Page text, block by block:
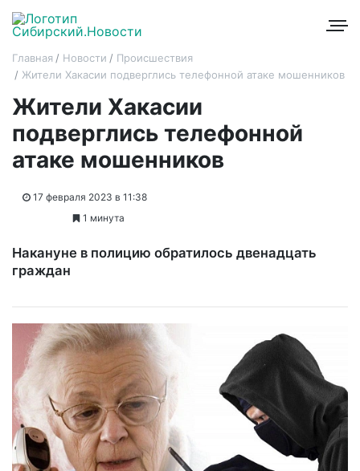
Главная Новости
Происшествия
Жители Хакасии подверглись телефонной атаке мошенников
Жители Хакасии
подверглись телефонной
атаке мошенников
17 февраля 2023 в 11:38
1 минута
Накануне в полицию обратилось двенадцать
граждан